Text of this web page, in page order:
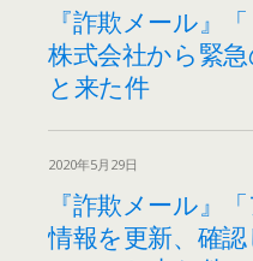
『詐欺メール』
株式会社から緊急
と来た件
2020年5月29日
『詐欺メール』
情報を更新、確